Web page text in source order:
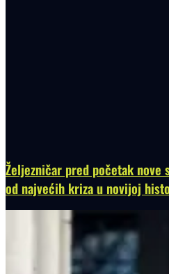
Željezničar pred početak nove
od najvećih kriza u novijoj